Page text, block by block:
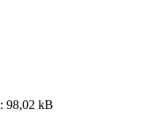
98,02 kB